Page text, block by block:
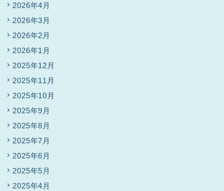
2026年4月
2026年3月
2026年2月
2026年1月
2025年12月
2025年11月
2025年10月
2025年9月
2025年8月
2025年7月
2025年6月
2025年5月
2025年4月